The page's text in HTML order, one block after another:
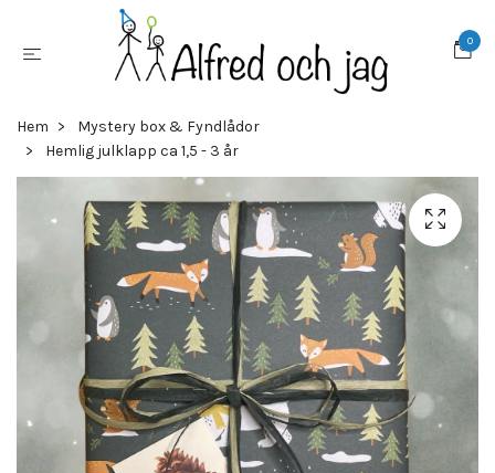
0
Hem
Mystery box & Fyndlådor
Hemlig julklapp ca 1,5 - 3 år